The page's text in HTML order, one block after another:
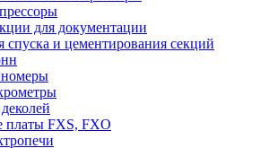
для документации
спуска и цементирования секций
платы FXS, FXO